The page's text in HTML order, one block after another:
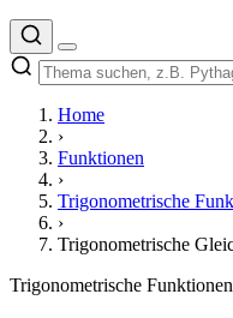
Home
›
Funktionen
›
Trigonometrische
›
Trigonometrische
Trigonometrische Funktionen